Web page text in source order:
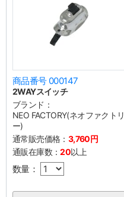
商品番号 000147
2WAYスイッチ
ブランド：
NEO FACTORY(ネオファクトリ
ー)
通常販売価格： 3,760円
通販在庫数：20以上
数量：